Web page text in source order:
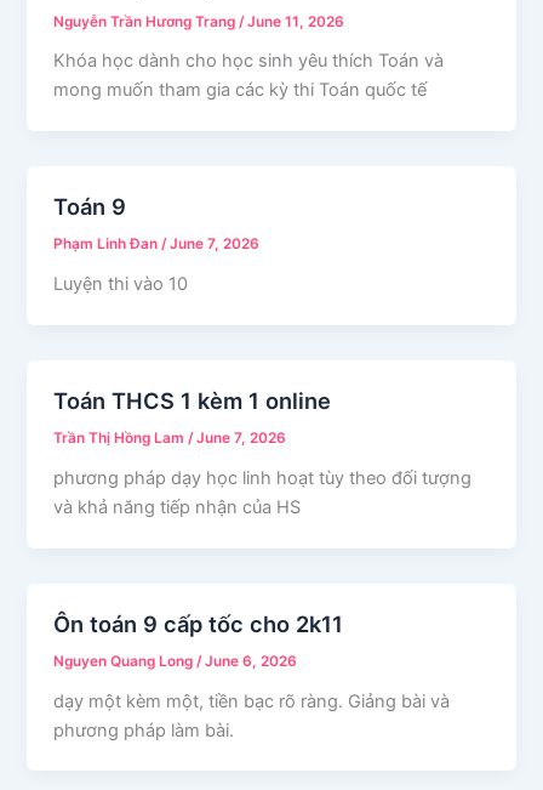
Nguyễn Trần Hương Trang /June 11, 2026
Khóa học dành cho học sinh yêu thích Toán và
mong muốn tham gia các kỳ thi Toán quốc tế
Toán 9
Phạm Linh Đan/June 7, 2026
Luyện thi vào 10
Toán THCS 1 kèm 1 online
Trần Thị Hồng Lam/June 7, 2026
phương pháp dạy học linh hoạt tùy theo đối tượng
và khả năng tiếp nhận của HS
Ôn toán 9 cấp tốc cho 2k11
Nguyen Quang Long /June 6, 2026
dạy một kèm một, tiền bạc rõ ràng. Giảng bài và
phương pháp làm bài.